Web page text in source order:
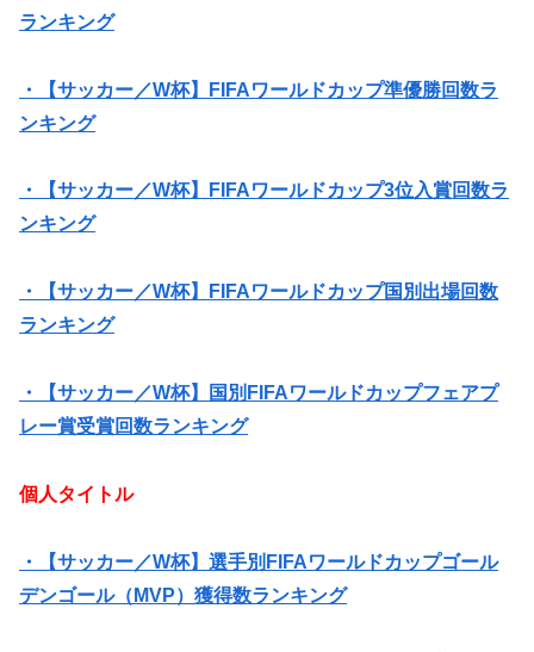
ランキング
・【サッカー／W杯】FIFAワールドカップ準優勝回数ラ
ンキング
・【サッカー／W杯】FIFAワールドカップ3位入賞回数ラ
ンキング
・【サッカー／W杯】FIFAワールドカップ国別出場回数
ランキング
・【サッカー／W杯】国別FIFAワールドカップフェアプ
レー賞受賞回数ランキング
個人タイトル
・【サッカー／W杯】選手別FIFAワールドカップゴール
デンゴール（MVP）獲得数ランキング